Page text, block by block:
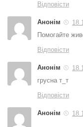
Відповісти
Анонім
Помогайте
Відповісти
Анонім
грусна т_т
Відповісти
Анонім